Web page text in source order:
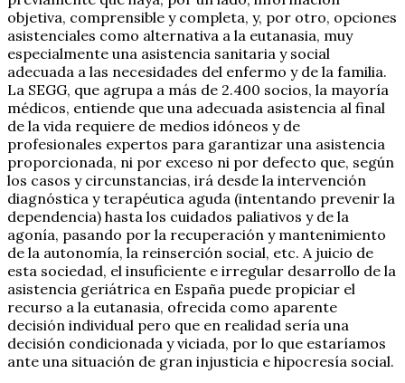
objetiva, comprensible y completa, y, por otro, opciones
asistenciales como alternativa a la eutanasia, muy
especialmente una asistencia sanitaria y social
adecuada a las necesidades del enfermo y de la familia.
La SEGG, que agrupa a más de 2.400 socios, la mayoría
médicos, entiende que una adecuada asistencia al final
de la vida requiere de medios idóneos y de
profesionales expertos para garantizar una asistencia
proporcionada, ni por exceso ni por defecto que, según
los casos y circunstancias, irá desde la intervención
diagnóstica y terapéutica aguda (intentando prevenir la
dependencia) hasta los cuidados paliativos y de la
agonía, pasando por la recuperación y mantenimiento
de la autonomía, la reinserción social, etc. A juicio de
esta sociedad, el insuficiente e irregular desarrollo de la
asistencia geriátrica en España puede propiciar el
recurso a la eutanasia, ofrecida como aparente
decisión individual pero que en realidad sería una
decisión condicionada y viciada, por lo que estaríamos
ante una situación de gran injusticia e hipocresía social.